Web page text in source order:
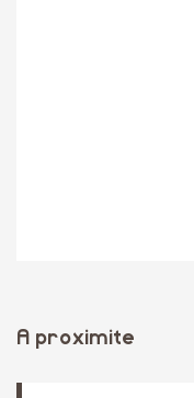
A proximite